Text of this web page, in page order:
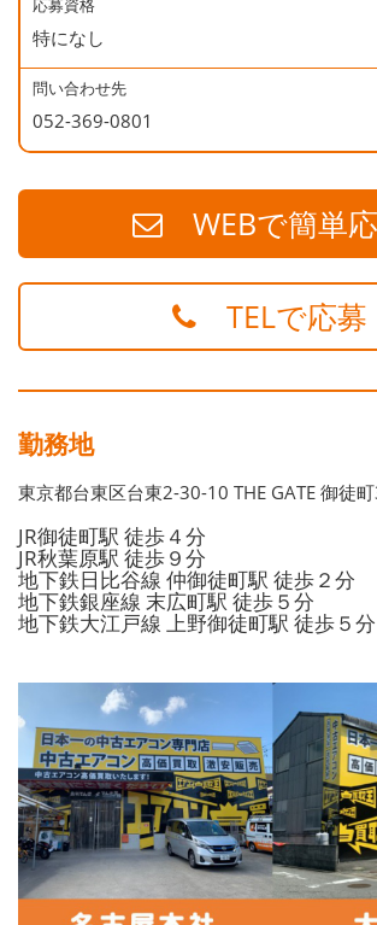
応募資格
特になし
問い合わせ先
052-369-0801
WEBで簡単
TELで応募
勤務地
東京都台東区台東2-30-10 THE GATE 御徒
JR御徒町駅 徒歩４分
JR秋葉原駅 徒歩９分
地下鉄日比谷線 仲御徒町駅 徒歩２分
地下鉄銀座線 末広町駅 徒歩５分
地下鉄大江戸線 上野御徒町駅 徒歩５分